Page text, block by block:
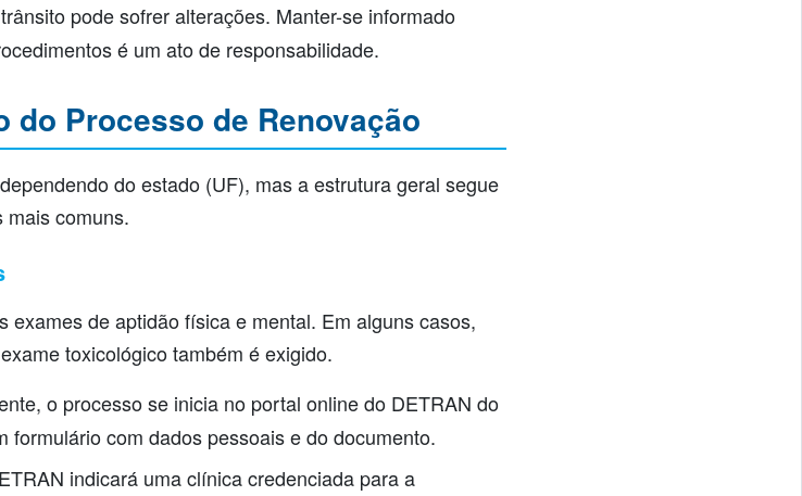
pode sofrer alterações. Manter-se informado
é um ato de responsabilidade.
do Processo de Renovação
do estado (UF), mas a estrutura geral segue
mais comuns.
exames de aptidão física e mental. Em alguns casos,
toxicológico também é exigido.
o processo se inicia no portal online do DETRAN do
formulário com dados pessoais e do documento.
indicará uma clínica credenciada para a